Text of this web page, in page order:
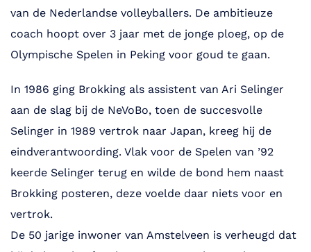
van de Nederlandse volleyballers. De ambitieuze
coach hoopt over 3 jaar met de jonge ploeg, op de
Olympische Spelen in Peking voor goud te gaan.
In 1986 ging Brokking als assistent van Ari Selinger
aan de slag bij de NeVoBo, toen de succesvolle
Selinger in 1989 vertrok naar Japan, kreeg hij de
eindverantwoording. Vlak voor de Spelen van ’92
keerde Selinger terug en wilde de bond hem naast
Brokking posteren, deze voelde daar niets voor en
vertrok.
De 50 jarige inwoner van Amstelveen is verheugd dat